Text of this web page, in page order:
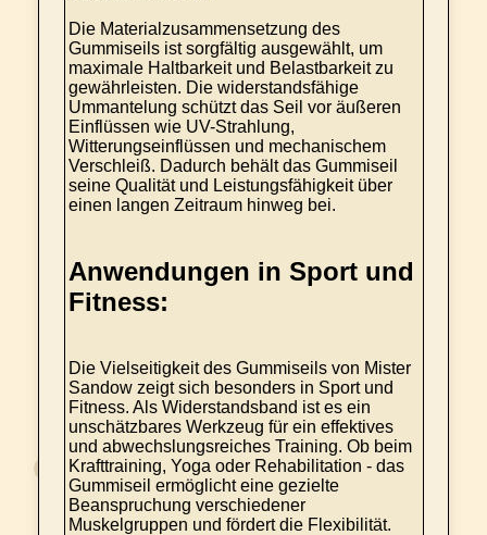
Die Materialzusammensetzung des
Gummiseils ist sorgfältig ausgewählt, um
maximale Haltbarkeit und Belastbarkeit zu
gewährleisten. Die widerstandsfähige
Ummantelung schützt das Seil vor äußeren
Einflüssen wie UV-Strahlung,
Witterungseinflüssen und mechanischem
Verschleiß. Dadurch behält das Gummiseil
seine Qualität und Leistungsfähigkeit über
einen langen Zeitraum hinweg bei.
Anwendungen in Sport und
Fitness:
Die Vielseitigkeit des Gummiseils von Mister
Sandow zeigt sich besonders in Sport und
Fitness. Als Widerstandsband ist es ein
unschätzbares Werkzeug für ein effektives
und abwechslungsreiches Training. Ob beim
Krafttraining, Yoga oder Rehabilitation - das
Gummiseil ermöglicht eine gezielte
Beanspruchung verschiedener
Muskelgruppen und fördert die Flexibilität.